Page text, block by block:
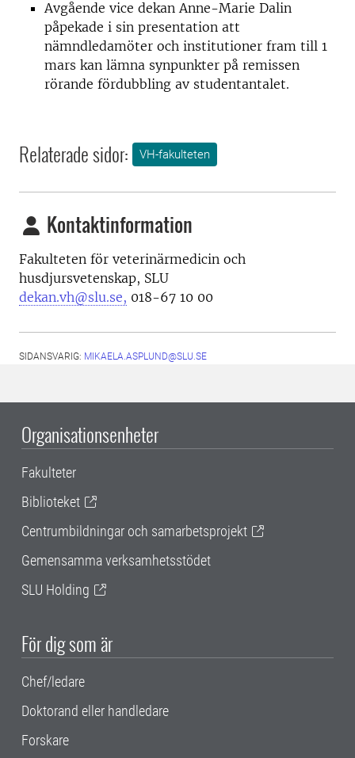
Avgående vice dekan Anne-Marie Dalin
påpekade i sin presentation att
nämndledamöter och institutioner fram till 1
mars kan lämna synpunkter på remissen
rörande fördubbling av studentantalet.
Relaterade sidor: VH-fakulteten
Kontaktinformation
Fakulteten för veterinärmedicin och
husdjursvetenskap, SLU
dekan.vh@slu.se, 018-67 10 00
SIDANSVARIG: MIKAELA.ASPLUND@SLU.SE
Organisationsenheter
Fakulteter
Biblioteket
Centrumbildningar och samarbetsprojekt
Gemensamma verksamhetsstödet
SLU Holding
För dig som är
Chef/ledare
Doktorand eller handledare
Forskare